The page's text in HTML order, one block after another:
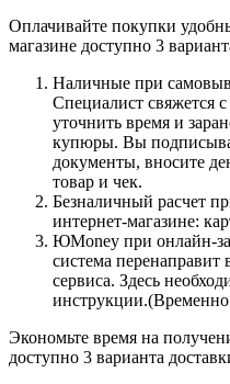
Оплачивайте покупки
магазине доступно 3
Наличные при
Специалист свяжется
уточнить время и
купюры. Вы
документы, вносите
товар и чек.
Безналичный расчет
интернет-магазине:
ЮMoney при онлайн-
система перенаправит
сервиса. Здесь
Экономьте время на
доступно 3 варианта